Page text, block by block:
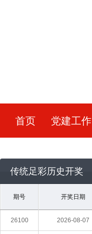
首页 党建工作
传统足彩历史开奖
期号 开奖日期
26100 2026-08-07